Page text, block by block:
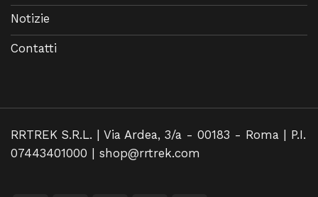
Notizie
Contatti
RRTREK S.R.L. | Via Ardea, 3/a - 00183 - Roma | P.I.
07443401000 | shop@rrtrek.com